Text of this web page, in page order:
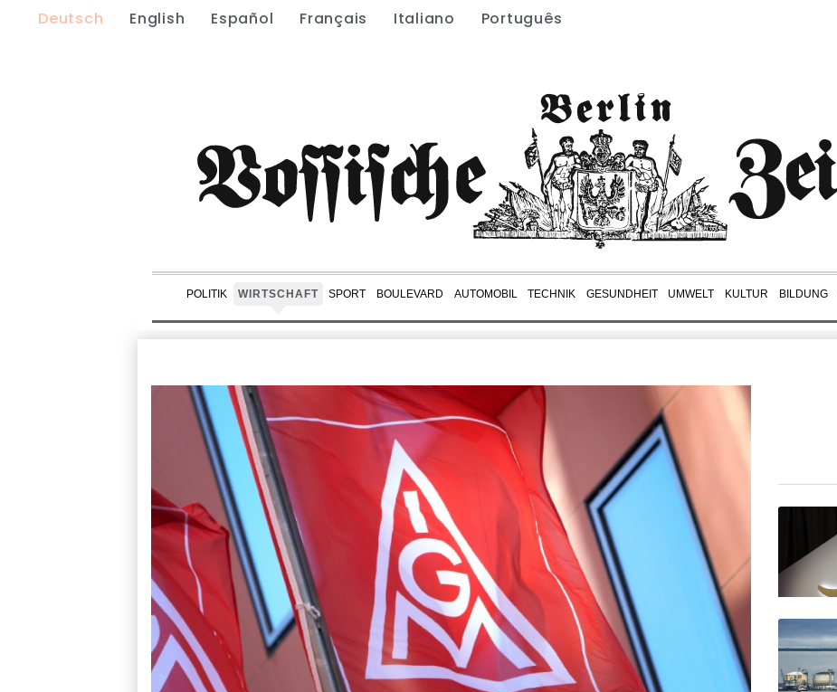
Deutsch English Español Français Italiano Português
POLITIK WIRTSCHAFT SPORT BOULEVARD AUTOMOBIL TECHNIK GESUNDHEIT UMWELT KULTUR BILDUNG